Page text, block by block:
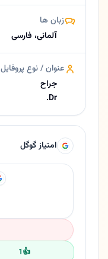
زبان ها
آلمانی، فارسی
عنوان / نوع پروفایل
جراح
Dr.
امتیاز گوگل
👍
1